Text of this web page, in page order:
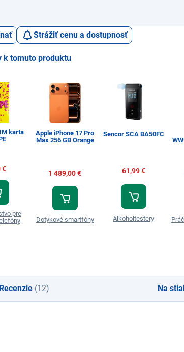
Strážiť cenu a dostupnosť
k tomuto produktu
karta
€
pre
Apple iPhone 17 Pro
Max 256 GB Orange
1 489,00 €
Dotykové smartfóny
Sencor SCA BA50FC
61,99 €
Alkoholtestery
Recenzie (12) Na